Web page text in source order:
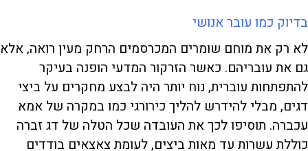
בדיוק כמו עובר אנושי
לא רק את מוחם שומרים המכרסמים הרחק מעין רואה, אלא
גם את עובריהם. כאשר הזרקור המדעי הופנה בעיקר
להתפתחות עוברית, נוח יותר היה לבצע מחקרים על ביצי
דגים, מבלי להידרש להליך כירורגי כמו במקרה של אמא
עכברה. תוסיפו לכך את העובדה שכל הטלה של דג זברה
כוללת עשרות עד מאות ביצים, לעומת צאצאים בודדים